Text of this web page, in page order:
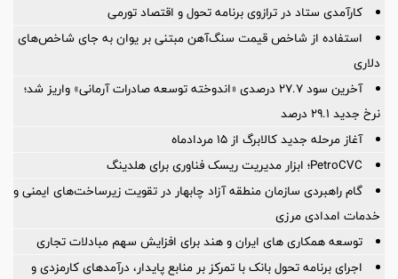
کارآمدی ستاد در ترازوی برنامه تحول و اقتصاد تورمی
استفاده از شاخص قیمت سنگ‌آهن مبتنی بر یوان به جای شاخص‌های
دلاری
آخرین سود ۲۷.۷ درصدی «اندوخته توسعه صادرات آرمانی» واریز شد؛
نرخ جدید ۲۹.۱ درصد
آغاز مرحله جدید کالابرگ از ۱۵ مردادماه
PetroCVC؛ ابزار مدیریت ریسک فناوری برای هلدینگ
گام راهبردی سازمان منطقه آزاد چابهار در تقویت زیرساخت‌های ایمنی و
خدمات امدادی مرزی
توسعه همکاری های ایران و هند برای افزایش سهم مبادلات تجاری
اجرای برنامه تحول بانک با تمرکز بر منابع پایدار، درآمدهای کارمزدی و